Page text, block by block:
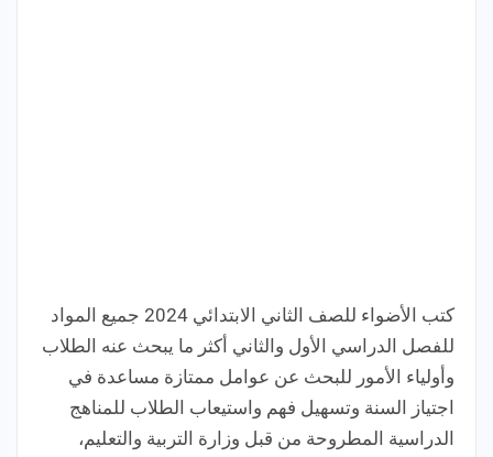
كتب الأضواء للصف الثاني الابتدائي 2024 جميع المواد
للفصل الدراسي الأول والثاني أكثر ما يبحث عنه الطلاب
وأولياء الأمور للبحث عن عوامل ممتازة مساعدة في
اجتياز السنة وتسهيل فهم واستيعاب الطلاب للمناهج
الدراسية المطروحة من قبل وزارة التربية والتعليم،